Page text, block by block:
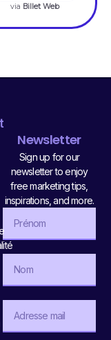
via Billet Web
Newsletter
Sign up for our
newsletter to enjoy
free marketing tips,
inspirations, and more.